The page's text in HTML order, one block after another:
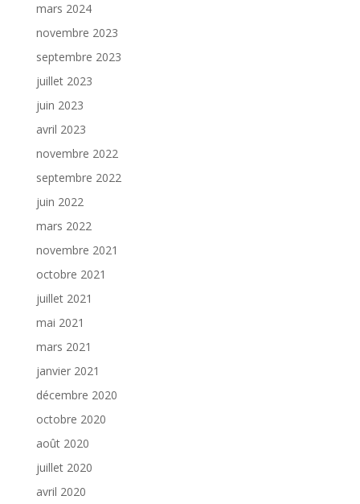
mars 2024
novembre 2023
septembre 2023
juillet 2023
juin 2023
avril 2023
novembre 2022
septembre 2022
juin 2022
mars 2022
novembre 2021
octobre 2021
juillet 2021
mai 2021
mars 2021
janvier 2021
décembre 2020
octobre 2020
août 2020
juillet 2020
avril 2020